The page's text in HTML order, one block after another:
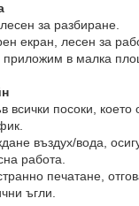
за разбиране.
екран, лесен за
приложим в малка
всички посоки, което
въздух/вода,
работа.
печатане,
ъгли.